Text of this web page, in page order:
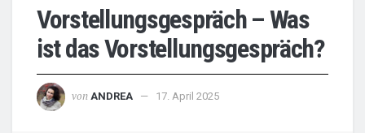
Vorstellungsgespräch – Was
ist das Vorstellungsgespräch?
von ANDREA 17. April 2025